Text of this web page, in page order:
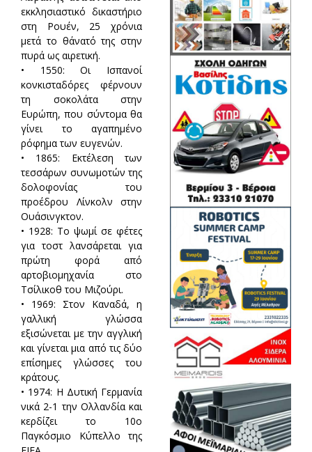
εκκλησιαστικό δικαστήριο
στη Ρουέν, 25 χρόνια
μετά το θάνατό της στην
πυρά ως αιρετική.
• 1550: Οι Ισπανοί
κονκισταδόρες φέρνουν
τη σοκολάτα στην
Ευρώπη, που σύντομα θα
γίνει το αγαπημένο
ρόφημα των ευγενών.
• 1865: Εκτέλεση των
τεσσάρων συνωμοτών της
δολοφονίας του
προέδρου Λίνκολν στην
Ουάσινγκτον.
• 1928: Το ψωμί σε φέτες
για τοστ λανσάρεται για
πρώτη φορά από
αρτοβιομηχανία στο
Τσίλικοθ του Μιζούρι.
• 1969: Στον Καναδά, η
γαλλική γλώσσα
εξισώνεται με την αγγλική
και γίνεται μια από τις δύο
επίσημες γλώσσες του
κράτους.
• 1974: Η Δυτική Γερμανία
νικά 2-1 την Ολλανδία και
κερδίζει το 10ο
Παγκόσμιο Κύπελλο της